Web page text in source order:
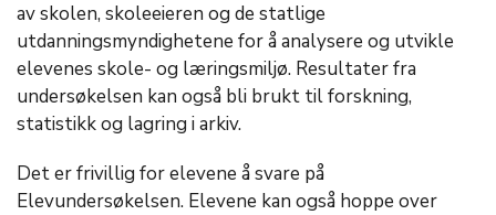
av skolen, skoleeieren og de statlige
utdanningsmyndighetene for å analysere og utvikle
elevenes skole- og læringsmiljø. Resultater fra
undersøkelsen kan også bli brukt til forskning,
statistikk og lagring i arkiv.
Det er frivillig for elevene å svare på
Elevundersøkelsen. Elevene kan også hoppe over